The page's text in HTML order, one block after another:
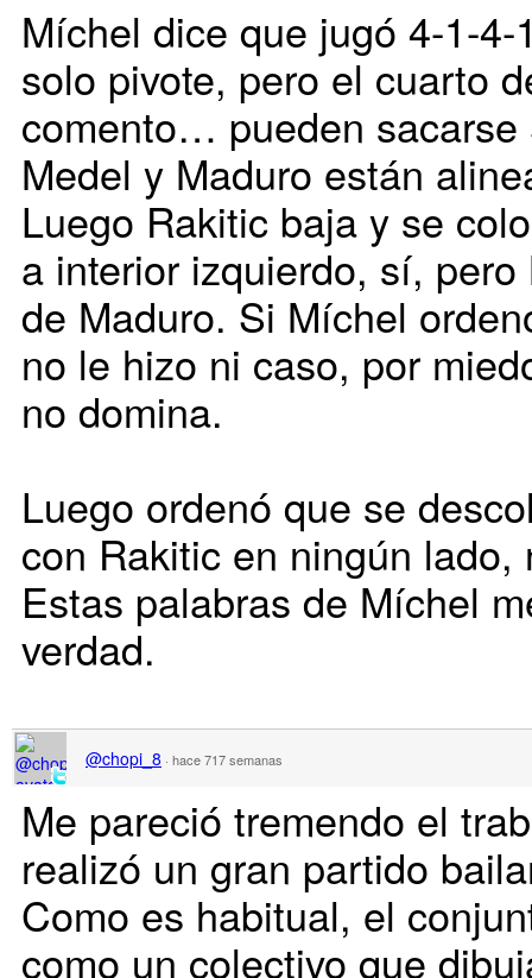
Míchel dice que jugó 4-1-
solo pivote, pero el cuarto
comento… pueden
Medel y Maduro están
Luego Rakitic baja y se
a interior izquierdo, sí,
de Maduro. Si Míchel
no le hizo ni caso, por
no domina.
Luego ordenó que se
con Rakitic en ningún
Estas palabras de Míchel
verdad.
@chopi_8 · hace 717 semanas
Me pareció tremendo el
realizó un gran partido
Como es habitual, el
como un colectivo que